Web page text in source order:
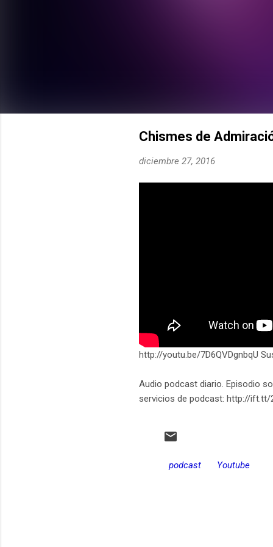
Chismes de
diciembre 27, 2016
http://youtu.be/7D6QVDgnbqU
Audio podcast diario. Episodio
servicios de podcast: http://ift.tt/
podcast Youtube